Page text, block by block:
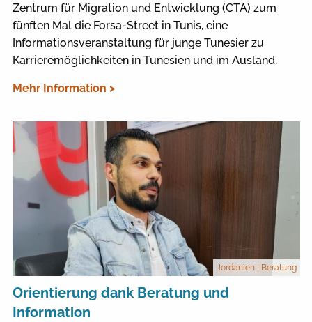
Zentrum für Migration und Entwicklung (CTA) zum
fünften Mal die Forsa-Street in Tunis, eine
Informationsveranstaltung für junge Tunesier zu
Karrieremöglichkeiten in Tunesien und im Ausland.
Mehr Information >
Jordanien | Beratung
Orientierung dank Beratung und
Information